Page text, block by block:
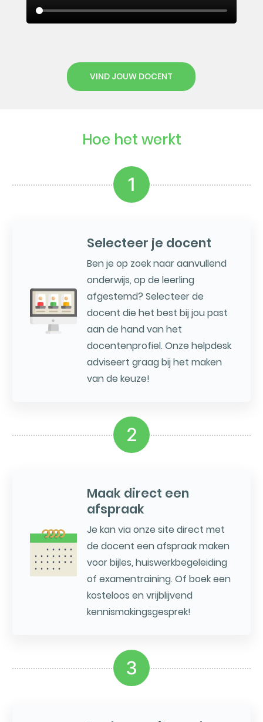
VIND JOUW DOCENT
Hoe het werkt
1
Selecteer je docent
Ben je op zoek naar aanvullend
onderwijs, op de leerling
afgestemd? Selecteer de
docent die het best bij jou past
aan de hand van het
docentenprofiel. Onze helpdesk
adviseert graag bij het maken
van de keuze!
2
Maak direct een
afspraak
Je kan via onze site direct met
de docent een afspraak maken
voor bijles, huiswerkbegeleiding
of examentraining. Of boek een
kosteloos en vrijblijvend
kennismakingsgesprek!
3